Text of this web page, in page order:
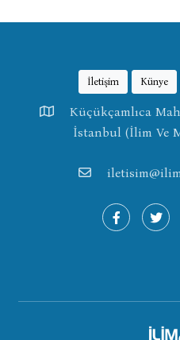
İletişim Künye
Küçükçamlıca
İstanbul (İlim Ve